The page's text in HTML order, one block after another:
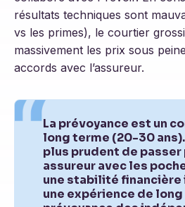
résultats techniques sont
vs les primes), le courtier
massivement les prix sous
accords avec l’assureur.
La prévoyance est un
long terme (20-30
plus prudent de passer
assureur avec les
une stabilité
une expérience de